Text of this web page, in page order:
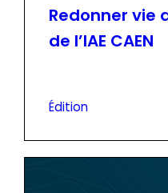
Redonner vie
de l’IAE CAEN
Édition